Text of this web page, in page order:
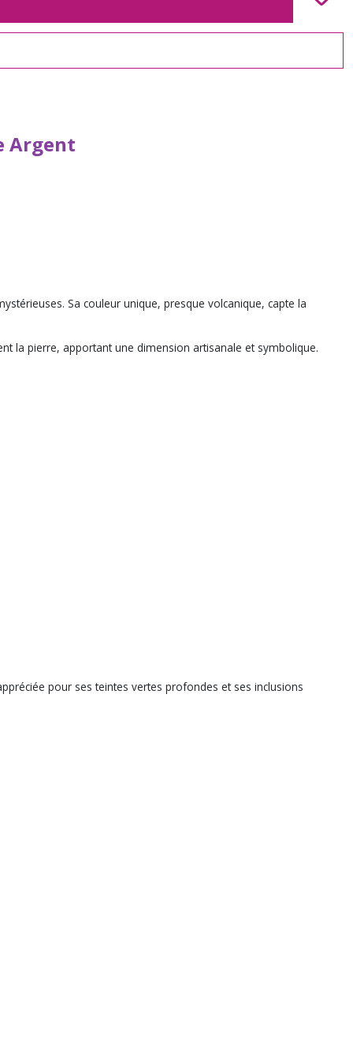
Argent
Sa couleur unique, presque volcanique, capte la
la pierre, apportant une dimension artisanale et symbolique.
pour ses teintes vertes profondes et ses inclusions